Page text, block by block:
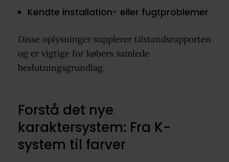
Kendte installation- eller fugtproblemer
Disse oplysninger supplerer tilstandsrapporten
og er vigtige for købers samlede
beslutningsgrundlag.
Forstå det nye
karaktersystem: Fra K-
system til farver